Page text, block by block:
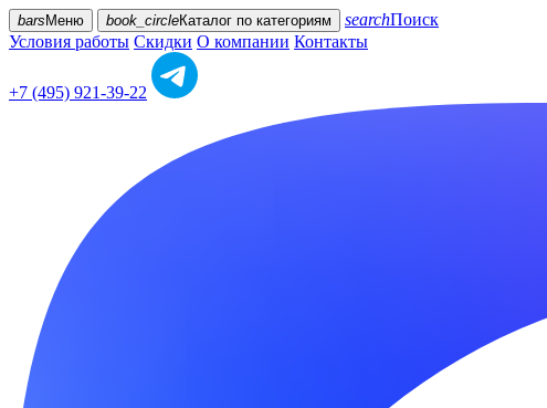
bars Меню book_circleКаталог по категориям searchПоиск
Условия работы Скидки О компании Контакты
+7 (495) 921-39-22